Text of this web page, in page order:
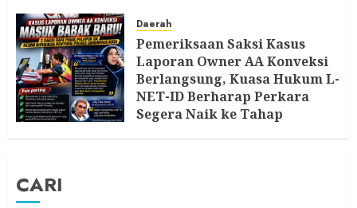
Daerah
Pemeriksaan Saksi Kasus
Laporan Owner AA Konveksi
Berlangsung, Kuasa Hukum L-
NET-ID Berharap Perkara
Segera Naik ke Tahap
CARI